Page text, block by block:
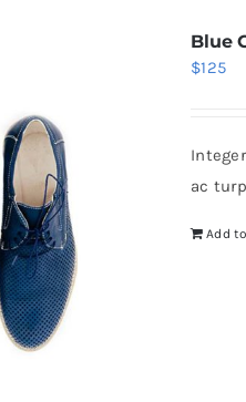
Blue
$125
ac
Add